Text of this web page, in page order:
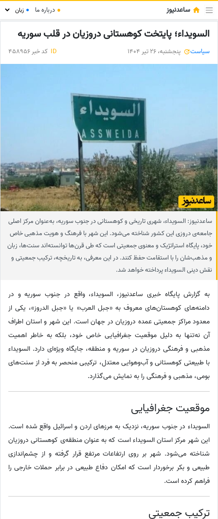
ساعدنیوز ● درباره ما ●
السویداء؛ پایتخت کوهستانی دروزیان در قلب سوریه
سیاست پنجشنبه، 26 تیر 1404 ID کد خبر 458956
ساعدنیوز: السویداء، شهری تاریخی و کوهستانی در جنوب سوریه، به‌عنوان مرکز اصلی
جامعه‌ی دروزی این کشور شناخته می‌شود. این شهر با فرهنگ و هویت مذهبی خاص
خود، پایگاه استراتژیک و معنوی جمعیتی است که طی قرن‌ها توانسته‌اند سنت‌ها، زبان
و مذهب‌شان را با استقامت حفظ کنند. در این معرفی، به تاریخچه، ترکیب جمعیتی و
نقش دینی السویداء پرداخته خواهد شد.
به گزارش پایگاه خبری ساعدنیوز، السویداء، واقع در جنوب سوریه و در
دامنه‌های کوهستان‌های معروف به «جبل العرب» یا «جبل الدروز»، یکی از
معدود مراکز جمعیتی عمده دروزیان در جهان است. این شهر و استان اطراف
آن نه‌تنها به دلیل موقعیت جغرافیایی خاص خود، بلکه به خاطر اهمیت
مذهبی و فرهنگی دروزیان در سوریه و منطقه، جایگاه ویژه‌ای دارد. السویداء
با طبیعتی کوهستانی و آب‌وهوایی معتدل، ترکیبی منحصر به فرد از سنت‌های
بومی، مذهبی و فرهنگی را به نمایش می‌گذارد.
موقعیت جغرافیایی
السویداء در جنوب سوریه، نزدیک به مرزهای اردن و اسرائیل واقع شده است.
این شهر مرکز استان السویداء است که به عنوان منطقه‌ی کوهستانی دروزیان
شناخته می‌شود. شهر بر روی ارتفاعات مرتفع قرار گرفته و از چشم‌اندازی
طبیعی و بکر برخوردار است که امکان دفاع طبیعی در برابر حملات خارجی را
فراهم کرده است.
ترکیب جمعیتی